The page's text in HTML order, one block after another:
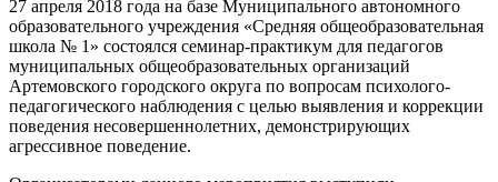
27 апреля 2018 года на базе Муниципального автономного
образовательного учреждения «Средняя общеобразовательная
школа № 1» состоялся семинар-практикум для педагогов
муниципальных общеобразовательных организаций
Артемовского городского округа по вопросам психолого-
педагогического наблюдения с целью выявления и коррекции
поведения несовершеннолетних, демонстрирующих
агрессивное поведение.